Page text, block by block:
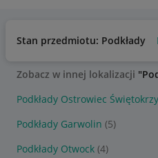
Stan przedmiotu: Podkłady
Zobacz w innej lokalizacji
Podkłady Ostrowiec
Podkłady Garwolin (5)
Podkłady Otwock (4)